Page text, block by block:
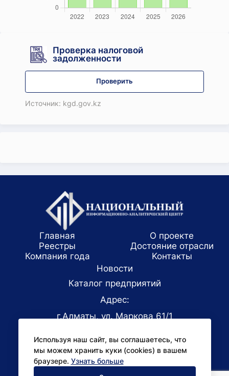
Проверка налоговой
задолженности
Проверить
Источник: kgd.gov.kz
Используя наш сайт, вы соглашаетесь, что
мы можем хранить куки (cookies) в вашем
браузере. Узнать больше
Главная
О проекте
Реестры
Достояние отрасли
Компания года
Koнтaкты
Новости
Каталог предприятий
Адрес:
г.Алматы, ул. Маркова 61/1
office@niac.kz
Для СМИ: